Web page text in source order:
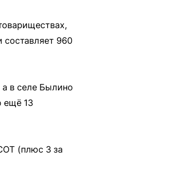
составляет 960
а в селе Былино
ещё 13
(плюс 3 за